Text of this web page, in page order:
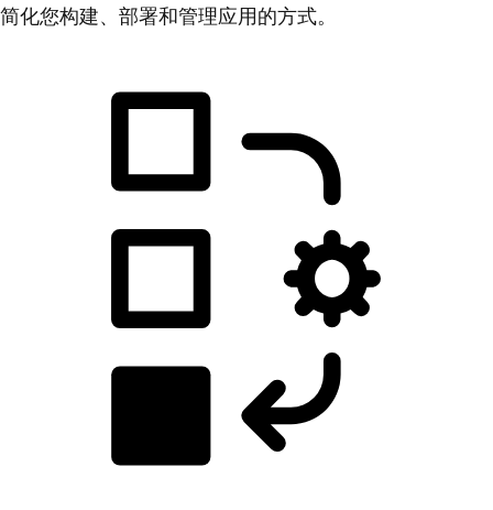
简化您构建、部署和管理应用的方式。